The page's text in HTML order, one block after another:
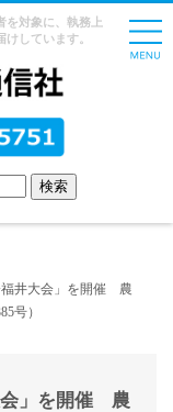
を対象に、執務上
しています。
福井大会」を開催 農
号）
会」を開催 農